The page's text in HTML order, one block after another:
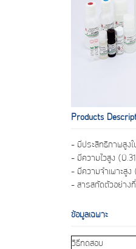
Products
- มีประสิทธิภาพสูง
- มีความไวสูง
- มีความจำเพาะสูง
- สารสกัดตัวอย่างที่
ข้อมูลเฉพาะ
วิธีทดสอบ